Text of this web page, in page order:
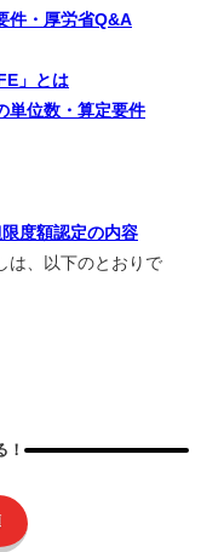
件・厚労省Q&A
」とは
単位数・算定要件
度額認定の内容
は、以下のとおりで
！